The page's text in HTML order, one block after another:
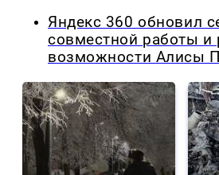
Яндекс 360 обновил
совместной работы и
возможности Алисы